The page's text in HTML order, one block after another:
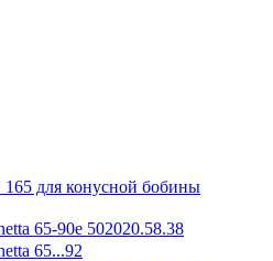
для конусной бобины
65-90е 502020.58.38
65...92